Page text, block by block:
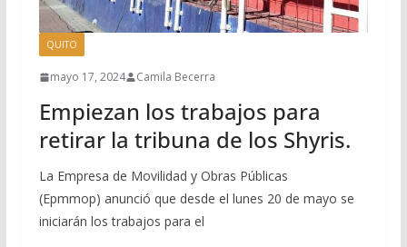
QUITO
mayo 17, 2024 Camila Becerra
Empiezan los trabajos para
retirar la tribuna de los Shyris.
La Empresa de Movilidad y Obras Públicas
(Epmmop) anunció que desde el lunes 20 de mayo se
iniciarán los trabajos para el